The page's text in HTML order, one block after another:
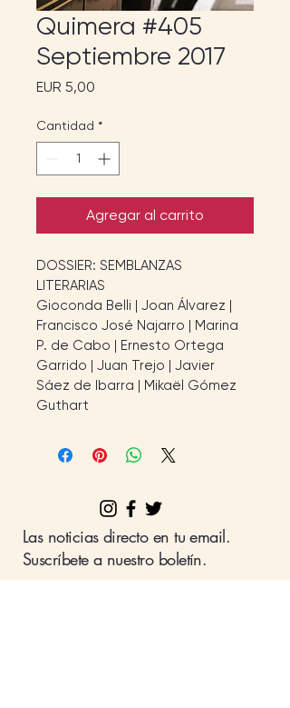
Quimera #405
Septiembre 2017
EUR 5,00
Cantidad *
Agregar al carrito
DOSSIER: SEMBLANZAS
LITERARIAS
Gioconda Belli | Joan Álvarez |
Francisco José Najarro | Marina
P. de Cabo | Ernesto Ortega
Garrido | Juan Trejo | Javier
Sáez de Ibarra | Mikaël Gómez
Guthart
Las noticias directo en tu email.
Suscríbete a nuestro boletín.